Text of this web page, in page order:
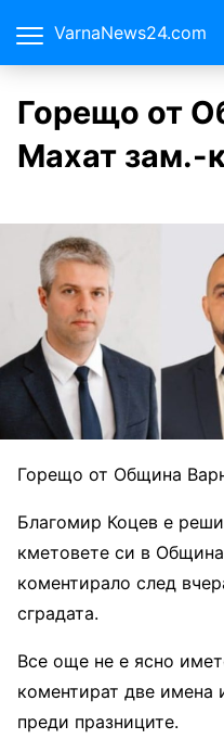
VarnaNews24.com
Горещо от
Махат зам.-
Горещо от Община
Благомир Коцев е
кметовете си в
коментирало след
сградата.
Все още не е ясно
коментират две
преди празниците.